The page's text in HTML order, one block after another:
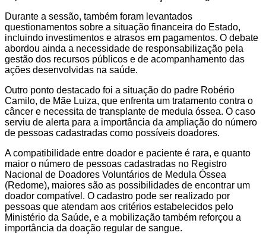
Durante a sessão, também foram levantados
questionamentos sobre a situação financeira do Estado,
incluindo investimentos e atrasos em pagamentos. O debate
abordou ainda a necessidade de responsabilização pela
gestão dos recursos públicos e de acompanhamento das
ações desenvolvidas na saúde.
Outro ponto destacado foi a situação do padre Robério
Camilo, de Mãe Luiza, que enfrenta um tratamento contra o
câncer e necessita de transplante de medula óssea. O caso
serviu de alerta para a importância da ampliação do número
de pessoas cadastradas como possíveis doadores.
A compatibilidade entre doador e paciente é rara, e quanto
maior o número de pessoas cadastradas no Registro
Nacional de Doadores Voluntários de Medula Óssea
(Redome), maiores são as possibilidades de encontrar um
doador compatível. O cadastro pode ser realizado por
pessoas que atendam aos critérios estabelecidos pelo
Ministério da Saúde, e a mobilização também reforçou a
importância da doação regular de sangue.